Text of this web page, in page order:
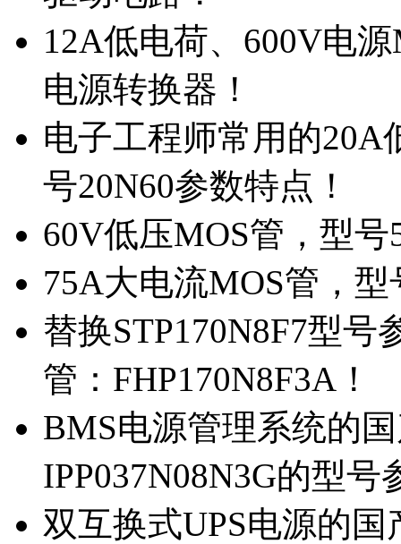
12A低电荷、600V电
电源转换器！
电子工程师常用的20A
号20N60参数特点！
60V低压MOS管，型
75A大电流MOS管，
替换STP170N8F7型
管：FHP170N8F3A！
BMS电源管理系统的
IPP037N08N3G的型号
双互换式UPS电源的